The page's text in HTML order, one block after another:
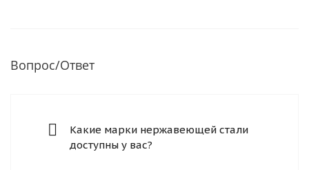
Вопрос/Ответ
Какие марки нержавеющей стали
доступны у вас?